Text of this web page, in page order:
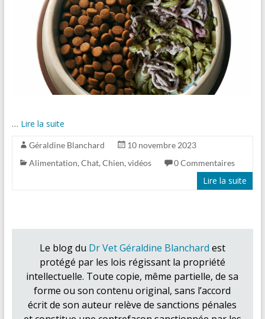
… Lire la suite
Géraldine Blanchard
10 novembre 2023
Alimentation, Chat, Chien, vidéos 0 Commentaires
Lire la suite
Le blog du Dr Vet Géraldine Blanchard est
protégé par les lois régissant la propriété
intellectuelle. Toute copie, même partielle, de sa
forme ou son contenu original, sans l’accord
écrit de son auteur relève de sanctions pénales